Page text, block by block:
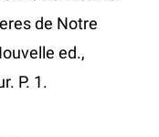
de Notre
ed.,
P. 1.